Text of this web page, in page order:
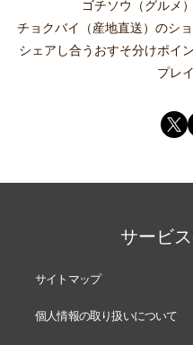
ゴチソウ（グルメ）
チョクバイ（産地直送） のシ
シェアし合う おすそ分けポイ
プレ
サービ
サイトマップ
個人情報の取り扱いについて